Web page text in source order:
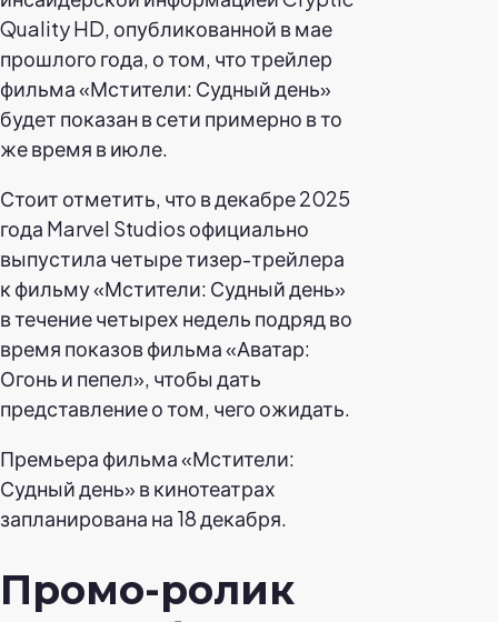
Quality HD, опубликованной в мае
прошлого года, о том, что трейлер
фильма «Мстители: Судный день»
будет показан в сети примерно в то
же время в июле.
Стоит отметить, что в декабре 2025
года Marvel Studios официально
выпустила четыре тизер-трейлера
к фильму «Мстители: Судный день»
в течение четырех недель подряд во
время показов фильма «Аватар:
Огонь и пепел», чтобы дать
представление о том, чего ожидать.
Премьера фильма «Мстители:
Судный день» в кинотеатрах
запланирована на 18 декабря.
Промо-ролик